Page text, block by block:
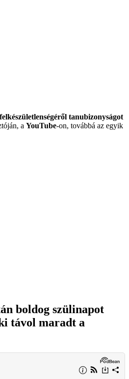
felkészületlenségéről tanubizonyságot
a YouTube-on, továbbá az egyik
boldog szülinapot
távol maradt a